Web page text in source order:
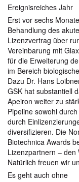
Ereignisreiches Jahr
Erst vor sechs
Behandlung des
Lizenzvertrag über
Vereinbarung mit
für die Erweiterung
im Bereich
Dazu Dr. Hans
GSK hat substantiell
Apeiron weiter zu
Pipeline sowohl
durch
diversifizieren. Die
Biotechnica Awards
Lizenzpartnern –
Natürlich freuen wir
Es geht auch ohne